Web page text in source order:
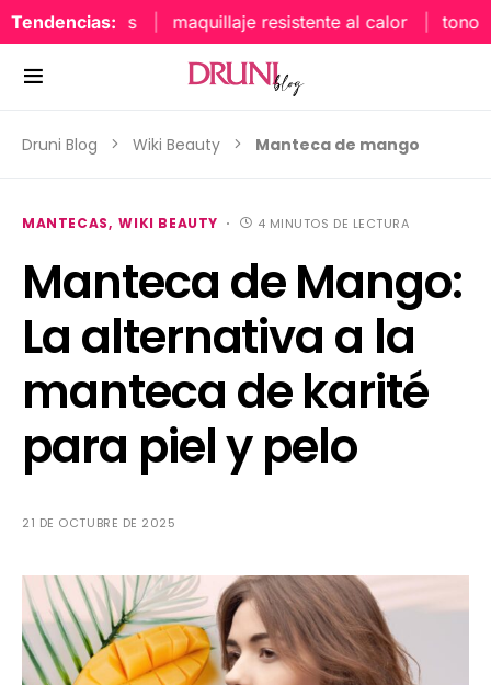
Tendencias:
labios maquillaje resistente al calor tonos
Druni Blog Wiki Beauty Manteca de mango
MANTECAS WIKI BEAUTY 4 MINUTOS DE LECTURA
Manteca de Mango:
La alternativa a la
manteca de karité
para piel y pelo
21 DE OCTUBRE DE 2025